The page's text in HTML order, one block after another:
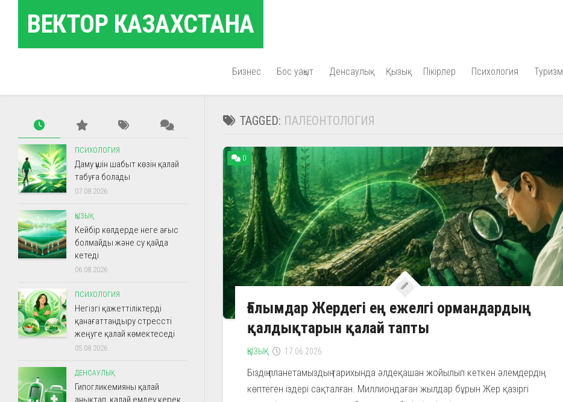
contentВЕКТОР КАЗАХСТАНА
Бизнес Бос уақыт Денсаулық Қызық Пікірлер Психология Туризм
TAGGED: ПАЛЕОНТОЛОГИЯ
0
Ғалымдар Жердегі ең ежелгі ормандардың
қалдықтарын қалай тапты
ҚЫЗЫҚ 17.06.2026
Біздің планетамыздың тарихында әлдеқашан жойылып кеткен әлемдердің
көптеген іздері сақталған. Миллиондаған жылдар бұрын Жер қазіргі
ПСИХОЛОГИЯ
Даму үшін шабыт көзін қалай
табуға болады
07.08.2026
ҚЫЗЫҚ
Кейбір көлдерде неге ағыс
болмайды және су қайда
кетеді
06.08.2026
ПСИХОЛОГИЯ
Негізгі қажеттіліктерді
қанағаттандыру стрессті
жеңуге қалай көмектеседі
05.08.2026
ДЕНСАУЛЫҚ
Гипогликемияны қалай
анықтап, қалай емдеу керек